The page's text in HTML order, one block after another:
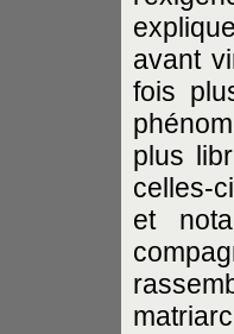
avant
fois
plus
celles-
et